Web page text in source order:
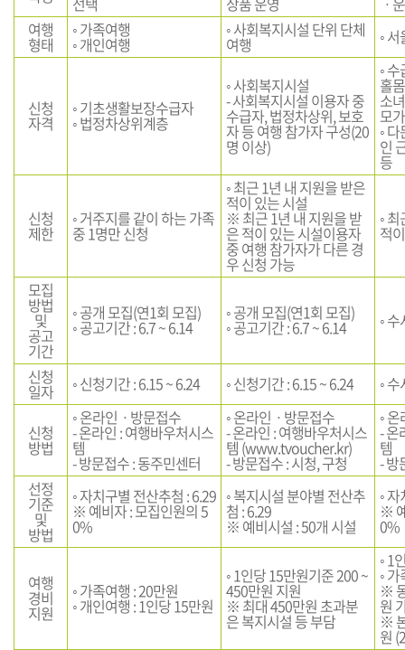
여행
형태
◦ 가족여행
◦ 개인여행
◦ 사회복지시설 단위 단체
여행 ◦
신청
자격
◦ 기초생활보장수급자
◦ 법정차상위계층
◦ 사회복지시설
- 사회복지시설 이용자 중
수급자, 법정차상위, 보호
자 등 여행 참가자 구성(20
명 이상)
◦
홀
소
모
◦
인
등
신청
제한
◦ 거주지를 같이 하는 가족
중 1명만 신청
◦ 최근 1년 내 지원을 받은
적이 있는 시설
※ 최근 1년 내 지원을 받
은 적이 있는 시설이용자
중 여행 참가자가 다른 경
우 신청 가능
◦
적
모집
방법
및
공고
기간
◦ 공개 모집(연1회 모집)
◦ 공고기간 : 6.7 ~ 6.14
◦ 공개 모집(연1회 모집)
◦ 공고기간 : 6.7 ~ 6.14 ◦
신청
일자 ◦ 신청기간 : 6.15 ~ 6.24 ◦ 신청기간 : 6.15 ~ 6.24 ◦ 수
신청
방법
◦ 온라인ㆍ방문접수
- 온라인 : 여행바우처시스
템
- 방문접수 : 동주민센터
◦ 온라인ㆍ방문접수
- 온라인 : 여행바우처시스
템 (www.tvoucher.kr)
- 방문접수 : 시청, 구청
◦
- 온
템
- 방
선정
기준
및
방법
◦ 자치구별 전산추첨 : 6.29
※ 예비자 : 모집인원의 5
0%
◦ 복지시설 분야별 전산추
첨 : 6.29
※ 예비시설 : 50개 시설
◦
※
0%
여행
경비
지원
◦ 가족여행 : 20만원
◦ 개인여행 : 1인당 15만원
◦ 1인당 15만원기준 200 ~
450만원 지원
※ 최대 450만원 초과분
은 복지시설 등 부담
◦ 1
◦
※
원
※
원